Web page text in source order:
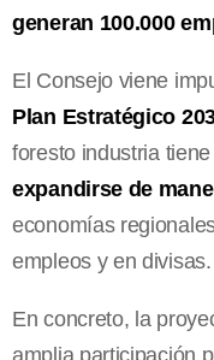
generan 100.000
El Consejo viene
Plan Estratégico
foresto industria tiene
expandirse de
economías
empleos y en divisas.
En concreto, la
amplia participación